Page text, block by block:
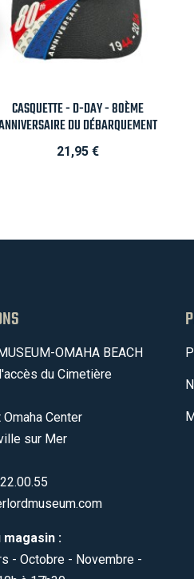
Aperçu rapide
CASQUETTE - D-DAY - 80ÈME
DU DÉBARQUEMENT
Prix
21,95 €
OMAHA BEACH
du Cimetière
Center
sur Mer
:
- Octobre - Novembre -